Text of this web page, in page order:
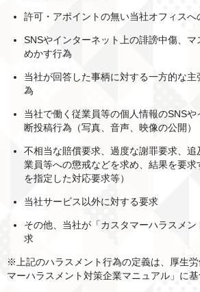
許可・アポイントの無い当社オフィスへ
SNSやインターネット上の誹謗中傷、
めかす行為
当社が回答した事柄に対する一方的な
為
当社で働く従業員等の個人情報のSNS
断投稿行為（写真、音声、映像の公開）
不相当な賠償要求、過度な謝罪要求、
業員等への懲戒などを求め、結果を要
を指定した対応要求等）
当社サービス以外に対する要求
その他、当社が「カスタマーハラスメ
求
※上記のハラスメント行為の定義は、厚生
マーハラスメント対策企業マニュアル」に基